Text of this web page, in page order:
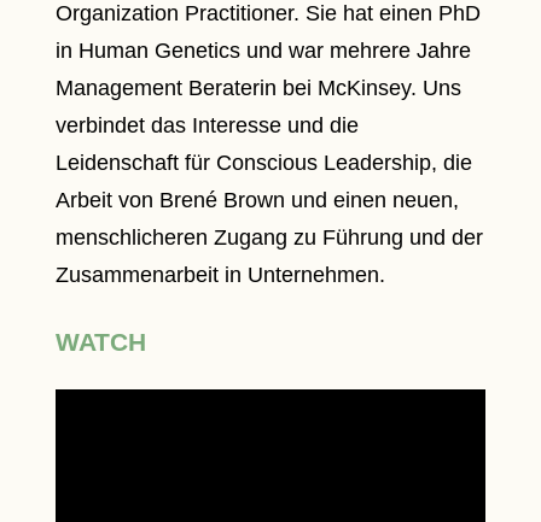
Organization Practitioner. Sie hat einen PhD
in Human Genetics und war mehrere Jahre
Management Beraterin bei McKinsey. Uns
verbindet das Interesse und die
Leidenschaft für Conscious Leadership, die
Arbeit von Brené Brown und einen neuen,
menschlicheren Zugang zu Führung und der
Zusammenarbeit in Unternehmen.
WATCH